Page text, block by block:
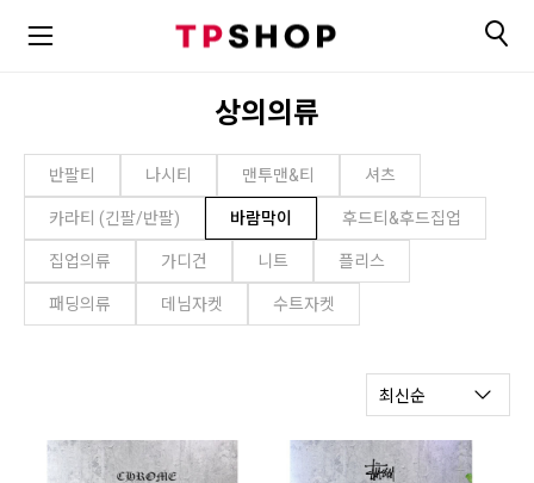
상의의류
반팔티 나시티 맨투맨&티 셔츠
카라티 (긴팔/반팔) 바람막이 후드티&후드집업
집업의류 가디건 니트 플리스
패딩의류 데님자켓 수트자켓